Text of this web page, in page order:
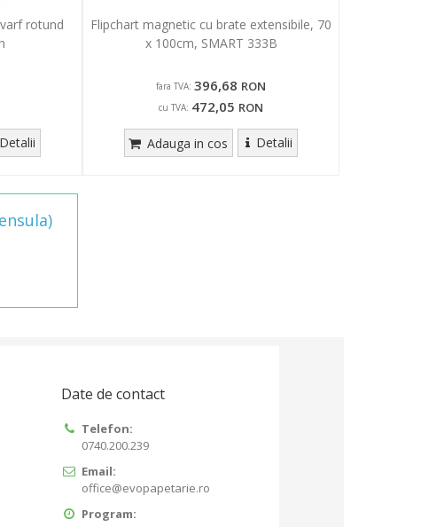
rotund
Detalii
Flipchart magnetic cu brate extensibile, 70
x 100cm, SMART 333B
fara TVA: 396,68 RON
cu TVA: 472,05 RON
Adauga in cos Detalii
Date de contact
Telefon:
0740.200.239
Email:
office@evopapetarie.ro
Program: